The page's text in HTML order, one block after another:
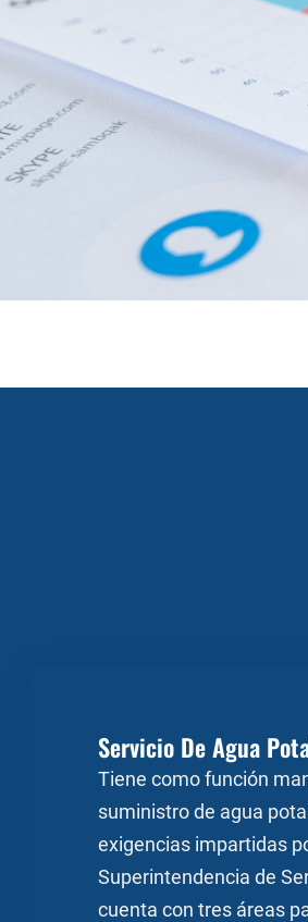
Servicio De Agua
Tiene como función
suministro de agua
exigencias impartidas
Superintendencia de
cuenta con tres áreas